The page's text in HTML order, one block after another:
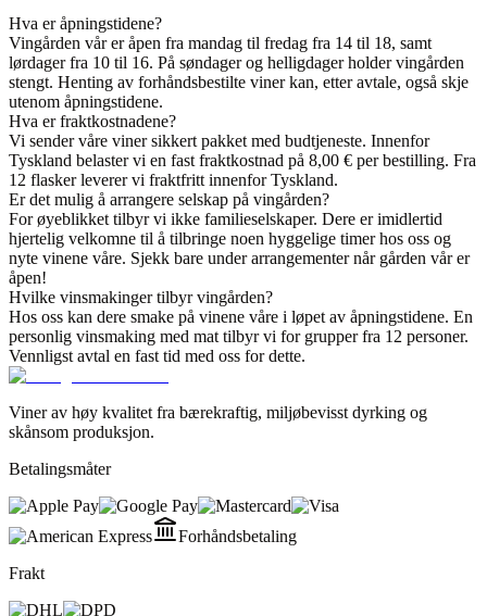
Hva er åpningstidene?
Vingården vår er åpen fra mandag til fredag fra 14 til 18, samt
lørdager fra 10 til 16. På søndager og helligdager holder vingården
stengt. Henting av forhåndsbestilte viner kan, etter avtale, også skje
utenom åpningstidene.
Hva er fraktkostnadene?
Vi sender våre viner sikkert pakket med budtjeneste. Innenfor
Tyskland belaster vi en fast fraktkostnad på 8,00 € per bestilling. Fra
12 flasker leverer vi fraktfritt innenfor Tyskland.
Er det mulig å arrangere selskap på vingården?
For øyeblikket tilbyr vi ikke familieselskaper. Dere er imidlertid
hjertelig velkomne til å tilbringe noen hyggelige timer hos oss og
nyte vinene våre. Sjekk bare under arrangementer når gården vår er
åpen!
Hvilke vinsmakinger tilbyr vingården?
Hos oss kan dere smake på vinene våre i løpet av åpningstidene. En
personlig vinsmaking med mat tilbyr vi for grupper fra 12 personer.
Vennligst avtal en fast tid med oss for dette.
Viner av høy kvalitet fra bærekraftig, miljøbevisst dyrking og
skånsom produksjon.
Betalingsmåter
Forhåndsbetaling
Frakt